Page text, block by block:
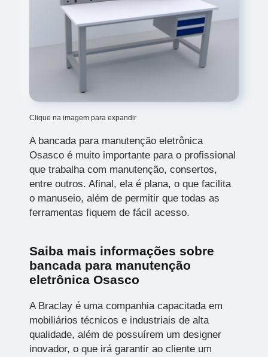
Clique na imagem para expandir
A bancada para manutenção eletrônica
Osasco é muito importante para o profissional
que trabalha com manutenção, consertos,
entre outros. Afinal, ela é plana, o que facilita
o manuseio, além de permitir que todas as
ferramentas fiquem de fácil acesso.
Saiba mais informações sobre
bancada para manutenção
eletrônica Osasco
A Braclay é uma companhia capacitada em
mobiliários técnicos e industriais de alta
qualidade, além de possuírem um designer
inovador, o que irá garantir ao cliente um